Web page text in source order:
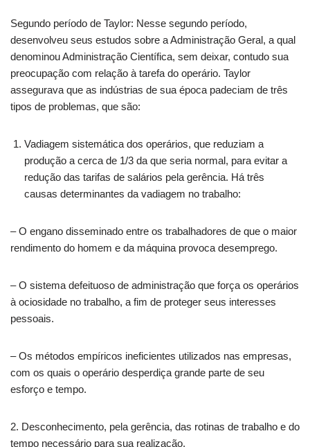
Segundo período de Taylor: Nesse segundo período,
desenvolveu seus estudos sobre a Administração Geral, a qual
denominou Administração Científica, sem deixar, contudo sua
preocupação com relação à tarefa do operário. Taylor
assegurava que as indústrias de sua época padeciam de três
tipos de problemas, que são:
Vadiagem sistemática dos operários, que reduziam a
produção a cerca de 1/3 da que seria normal, para evitar a
redução das tarifas de salários pela gerência. Há três
causas determinantes da vadiagem no trabalho:
– O engano disseminado entre os trabalhadores de que o maior
rendimento do homem e da máquina provoca desemprego.
– O sistema defeituoso de administração que força os operários
à ociosidade no trabalho, a fim de proteger seus interesses
pessoais.
– Os métodos empíricos ineficientes utilizados nas empresas,
com os quais o operário desperdiça grande parte de seu
esforço e tempo.
2. Desconhecimento, pela gerência, das rotinas de trabalho e do
tempo necessário para sua realização.